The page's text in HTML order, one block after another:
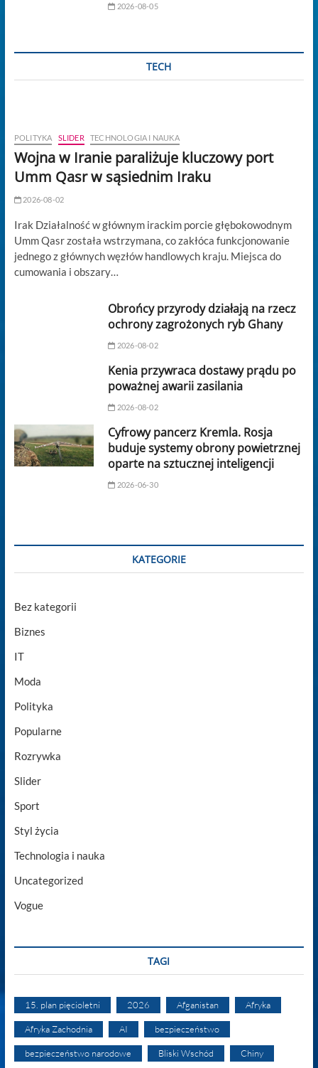
2026-08-05
TECH
POLITYKA SLIDER TECHNOLOGIA I NAUKA
Wojna w Iranie paraliżuje kluczowy port
Umm Qasr w sąsiednim Iraku
2026-08-02
Irak Działalność w głównym irackim porcie głębokowodnym
Umm Qasr została wstrzymana, co zakłóca funkcjonowanie
jednego z głównych węzłów handlowych kraju. Miejsca do
cumowania i obszary…
Obrońcy przyrody działają na rzecz
ochrony zagrożonych ryb Ghany
2026-08-02
Kenia przywraca dostawy prądu po
poważnej awarii zasilania
2026-08-02
Cyfrowy pancerz Kremla. Rosja
buduje systemy obrony powietrznej
oparte na sztucznej inteligencji
2026-06-30
KATEGORIE
Bez kategorii
Biznes
IT
Moda
Polityka
Popularne
Rozrywka
Slider
Sport
Styl życia
Technologia i nauka
Uncategorized
Vogue
TAGI
15. plan pięcioletni 2026 Afganistan Afryka
Afryka Zachodnia AI bezpieczeństwo
bezpieczeństwo narodowe Bliski Wschód Chiny